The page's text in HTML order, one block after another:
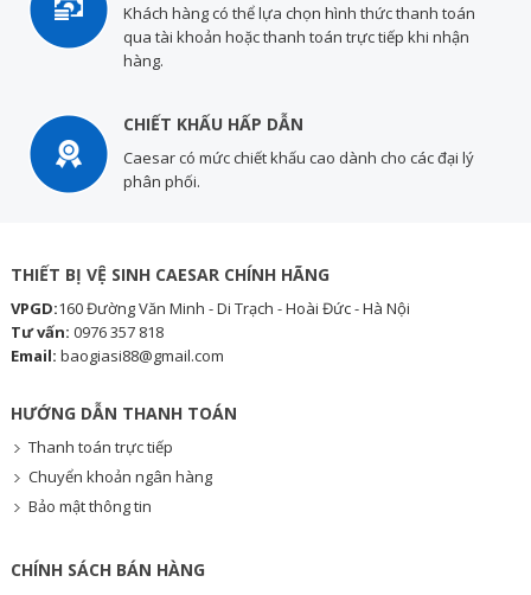
Khách hàng có thể lựa chọn hình thức thanh toán
qua tài khoản hoặc thanh toán trực tiếp khi nhận
hàng.
CHIẾT KHẤU HẤP DẪN
Caesar có mức chiết khấu cao dành cho các đại lý
phân phối.
THIẾT BỊ VỆ SINH CAESAR CHÍNH HÃNG
VPGD:160 Đường Văn Minh - Di Trạch - Hoài Đức - Hà Nội
Tư vấn: 0976 357 818
Email: baogiasi88@gmail.com
HƯỚNG DẪN THANH TOÁN
Thanh toán trực tiếp
Chuyển khoản ngân hàng
Bảo mật thông tin
CHÍNH SÁCH BÁN HÀNG